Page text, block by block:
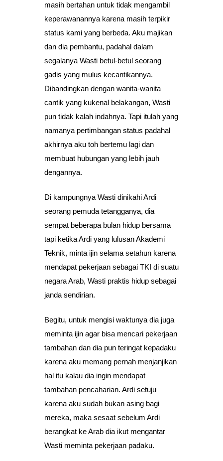
masih bertahan untuk tidak mengambil
keperawanannya karena masih terpikir
status kami yang berbeda. Aku majikan
dan dia pembantu, padahal dalam
segalanya Wasti betul-betul seorang
gadis yang mulus kecantikannya.
Dibandingkan dengan wanita-wanita
cantik yang kukenal belakangan, Wasti
pun tidak kalah indahnya. Tapi itulah yang
namanya pertimbangan status padahal
akhirnya aku toh bertemu lagi dan
membuat hubungan yang lebih jauh
dengannya.
Di kampungnya Wasti dinikahi Ardi
seorang pemuda tetangganya, dia
sempat beberapa bulan hidup bersama
tapi ketika Ardi yang lulusan Akademi
Teknik, minta ijin selama setahun karena
mendapat pekerjaan sebagai TKI di suatu
negara Arab, Wasti praktis hidup sebagai
janda sendirian.
Begitu, untuk mengisi waktunya dia juga
meminta ijin agar bisa mencari pekerjaan
tambahan dan dia pun teringat kepadaku
karena aku memang pernah menjanjikan
hal itu kalau dia ingin mendapat
tambahan pencaharian. Ardi setuju
karena aku sudah bukan asing bagi
mereka, maka sesaat sebelum Ardi
berangkat ke Arab dia ikut mengantar
Wasti meminta pekerjaan padaku.